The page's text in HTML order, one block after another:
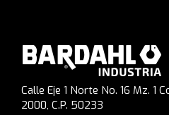
Calle Eje 1 Norte No. 16 Mz. 1
2000, C.P. 50233